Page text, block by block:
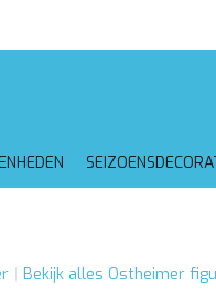
Bekijk alles Ostheimer